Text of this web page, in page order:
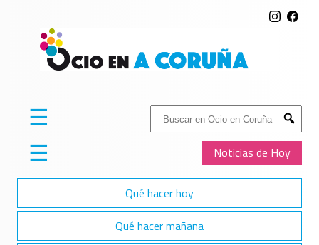
Buscar:
Submit
Noticias de Hoy
☰
☰
Qué hacer hoy
Qué hacer mañana